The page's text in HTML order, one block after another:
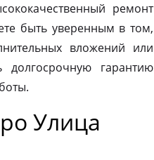
ремонт
быть уверенным в том,
вложений или
долгосрочную гарантию
Улица